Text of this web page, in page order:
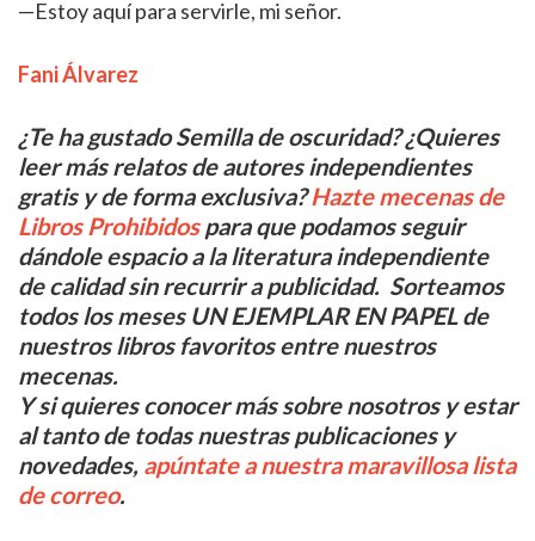
—Estoy aquí para servirle, mi señor.
Fani Álvarez
¿Te ha gustado Semilla de oscuridad? ¿Quieres
leer más relatos de autores independientes
gratis y de forma exclusiva?Hazte mecenas de
Libros Prohibidospara que podamos seguir
dándole espacio a la literatura independiente
de calidad sin recurrir a publicidad. Sorteamos
todos los meses UN EJEMPLAR EN PAPEL de
nuestros libros favoritos entre nuestros
mecenas.
Y si quieres conocer más sobre nosotros y estar
al tanto de todas nuestras publicaciones y
novedades, apúntate a nuestra maravillosa lista
de correo.